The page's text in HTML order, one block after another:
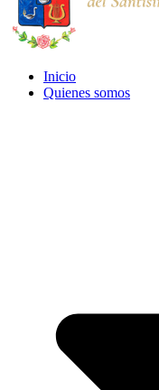
Inicio
Quienes somos